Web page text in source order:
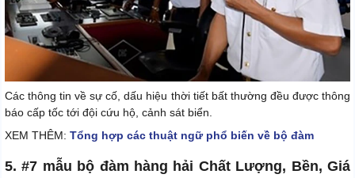
Các thông tin về sự cố, dấu hiệu thời tiết bất thường đều được thông
báo cấp tốc tới đội cứu hộ, cảnh sát biển.
XEM THÊM: Tổng hợp các thuật ngữ phổ biến về bộ đàm
5. #7 mẫu bộ đàm hàng hải Chất Lượng, Bền, Giá